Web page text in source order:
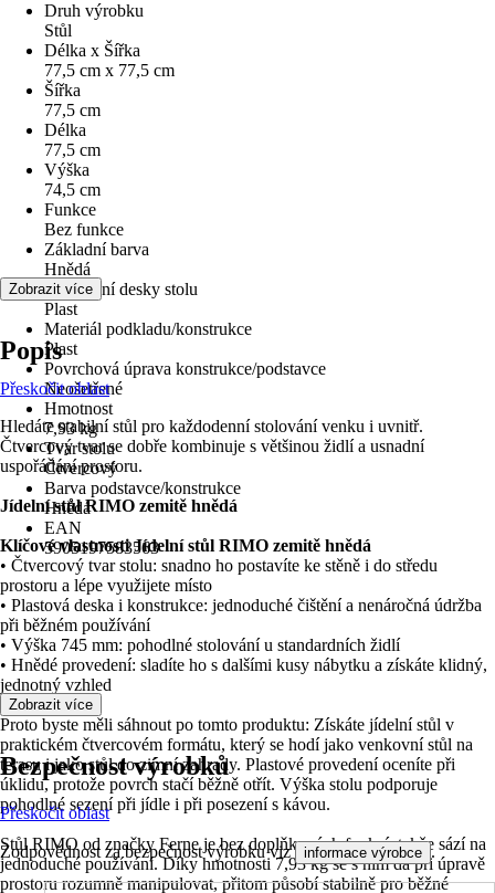
Druh výrobku
Stůl
Délka x Šířka
77,5 cm x 77,5 cm
Šířka
77,5 cm
Délka
77,5 cm
Výška
74,5 cm
Funkce
Bez funkce
Základní barva
Hnědá
Provedení desky stolu
Plast
Materiál podkladu/konstrukce
Plast
Povrchová úprava konstrukce/podstavce
Neošetřené
Hmotnost
7,93 kg
Tvar stolu
Čtvercový
Barva podstavce/konstrukce
Hnědá
EAN
5905197583563
Zobrazit více
Popis
Přeskočit oblast
Hledáte stabilní stůl pro každodenní stolování venku i uvnitř.
Čtvercový tvar se dobře kombinuje s většinou židlí a usnadní
uspořádání prostoru.
Jídelní stůl RIMO zemitě hnědá
Klíčové vlastnosti Jídelní stůl RIMO zemitě hnědá
• Čtvercový tvar stolu: snadno ho postavíte ke stěně i do středu
prostoru a lépe využijete místo
• Plastová deska i konstrukce: jednoduché čištění a nenáročná údržba
při běžném používání
• Výška 745 mm: pohodlné stolování u standardních židlí
• Hnědé provedení: sladíte ho s dalšími kusy nábytku a získáte klidný,
jednotný vzhled
Proto byste měli sáhnout po tomto produktu: Získáte jídelní stůl v
praktickém čtvercovém formátu, který se hodí jako venkovní stůl na
terasu i jako stůl do zimní zahrady. Plastové provedení oceníte při
úklidu, protože povrch stačí běžně otřít. Výška stolu podporuje
pohodlné sezení při jídle i při posezení s kávou.
Stůl RIMO od značky Ferne je bez doplňkových funkcí, takže sází na
jednoduché používání. Díky hmotnosti 7,93 kg se s ním dá při úpravě
prostoru rozumně manipulovat, přitom působí stabilně pro běžné
Zobrazit více
Bezpečnost výrobků
Přeskočit oblast
Zodpovědnost za bezpečnost výrobku viz informace výrobce .